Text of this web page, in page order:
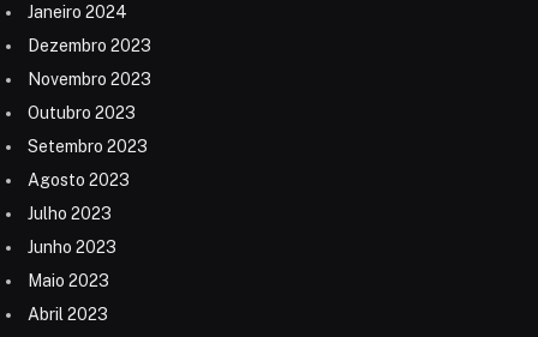
Janeiro 2024
Dezembro 2023
Novembro 2023
Outubro 2023
Setembro 2023
Agosto 2023
Julho 2023
Junho 2023
Maio 2023
Abril 2023